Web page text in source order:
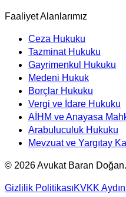
Faaliyet Alanlarımız
Ceza Hukuku
Tazminat Hukuku
Gayrimenkul Hukuku
Medeni Hukuk
Borçlar Hukuku
Vergi ve İdare Hukuku
AİHM ve Anayasa
Arabuluculuk Hukuku
Mevzuat ve Yargıtay
© 2026Avukat Baran Doğan.
Gizlilik PolitikasıKVKK